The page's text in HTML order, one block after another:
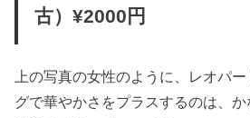
古）¥2000円
上の写真の女性のように、レオパ
グで華やかさをプラスするのは、か